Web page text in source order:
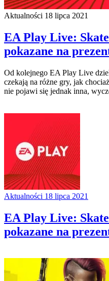
Aktualności 18 lipca 2021
EA Play Live:
pokazane na
Od kolejnego EA Play Live
czekają na różne gry, jak
nie pojawi się jednak inna,
Aktualności 18 lipca 2021
EA Play Live:
pokazane na